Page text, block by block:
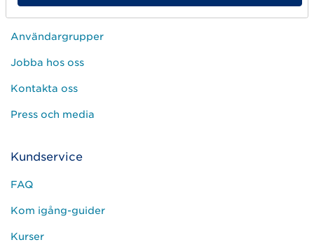
Användargrupper
Jobba hos oss
Kontakta oss
Press och media
Kundservice
FAQ
Kom igång-guider
Kurser